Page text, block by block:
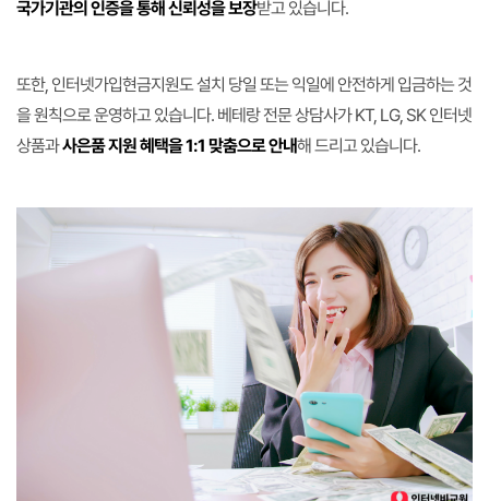
국가기관의 인증을 통해 신뢰성을 보장받고 있습니다.
또한, 인터넷가입현금지원도 설치 당일 또는 익일에 안전하게 입금하는 것
을 원칙으로 운영하고 있습니다. 베테랑 전문 상담사가 KT, LG, SK 인터넷
상품과사은품 지원 혜택을 1:1 맞춤으로 안내해 드리고 있습니다.